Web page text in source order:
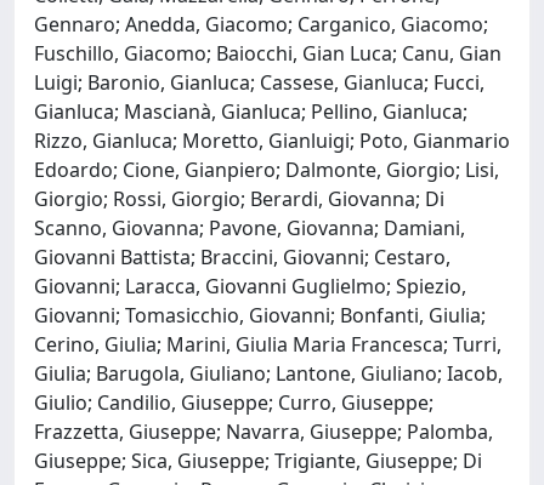
Gennaro; Anedda, Giacomo; Carganico, Giacomo;
Fuschillo, Giacomo; Baiocchi, Gian Luca; Canu, Gian
Luigi; Baronio, Gianluca; Cassese, Gianluca; Fucci,
Gianluca; Mascianà, Gianluca; Pellino, Gianluca;
Rizzo, Gianluca; Moretto, Gianluigi; Poto, Gianmario
Edoardo; Cione, Gianpiero; Dalmonte, Giorgio; Lisi,
Giorgio; Rossi, Giorgio; Berardi, Giovanna; Di
Scanno, Giovanna; Pavone, Giovanna; Damiani,
Giovanni Battista; Braccini, Giovanni; Cestaro,
Giovanni; Laracca, Giovanni Guglielmo; Spiezio,
Giovanni; Tomasicchio, Giovanni; Bonfanti, Giulia;
Cerino, Giulia; Marini, Giulia Maria Francesca; Turri,
Giulia; Barugola, Giuliano; Lantone, Giuliano; Iacob,
Giulio; Candilio, Giuseppe; Curro, Giuseppe;
Frazzetta, Giuseppe; Navarra, Giuseppe; Palomba,
Giuseppe; Sica, Giuseppe; Trigiante, Giuseppe; Di